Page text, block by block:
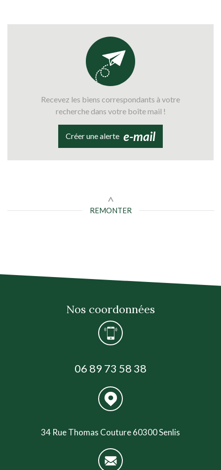
Recevez les biens correspondants à votre
recherche dans votre boîte mail !
Créer une alerte e-mail
REMONTER
Nos coordonnées
06 89 73 58 38
34 Rue Thomas Couture 60300 Senlis